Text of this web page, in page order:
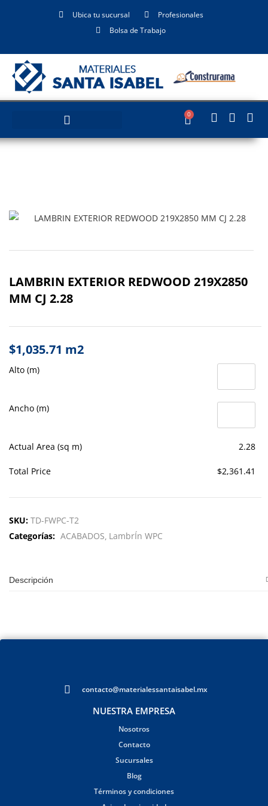
Ubica tu sucursal
Profesionales
Bolsa de Trabajo
0
LAMBRIN EXTERIOR REDWOOD 219X2850
MM CJ 2.28
$1,035.71 m2
Alto (m)
Ancho (m)
Actual Area (sq m) 2.28
Total Price $2,361.41
SKU: TD-FWPC-T2
Categorías: ACABADOS LambrÍn WPC
Descripción
contacto@materialessantaisabel.mx
NUESTRA EMPRESA
Nosotros
Contacto
Sucursales
Blog
Términos y condiciones